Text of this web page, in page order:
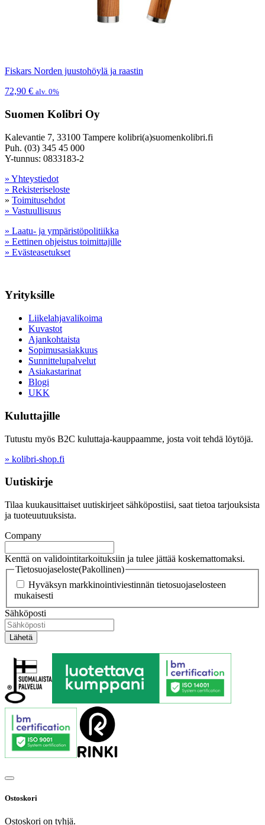
Fiskars Norden juustohöylä ja raastin
72,90 € alv. 0%
Suomen Kolibri Oy
Kalevantie 7, 33100 Tampere kolibri(a)suomenkolibri.fi
Puh. (03) 345 45 000
Y-tunnus: 0833183-2
» Yhteystiedot
» Rekisteriseloste
» Toimitusehdot
» Vastuullisuus
» Laatu- ja ympäristöpolitiikka
» Eettinen ohjeistus toimittajille
» Evästeasetukset
Yrityksille
Liikelahjavalikoima
Kuvastot
Ajankohtaista
Sopimusasiakkuus
Sunnittelupalvelut
Asiakastarinat
Blogi
UKK
Kuluttajille
Tutustu myös B2C kuluttaja-kauppaamme, josta voit tehdä löytöjä.
» kolibri-shop.fi
Uutiskirje
Tilaa kuukausittaiset uutiskirjeet sähköpostiisi, saat tietoa tarjouksista
ja tuoteuutuuksista.
Company
Kenttä on validointitarkoituksiin ja tulee jättää koskemattomaksi.
Tietosuojaseloste(Pakollinen)
Hyväksyn markkinointiviestinnän tietosuojaselosteen
mukaisesti
Sähköposti
Ostoskori
Ostoskori on tyhjä.